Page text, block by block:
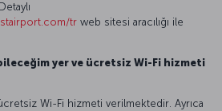
tr web sitesi aracılığı ile
yer ve ücretsiz Wi-Fi hizmeti
Wi-Fi hizmeti verilmektedir. Ayrıca